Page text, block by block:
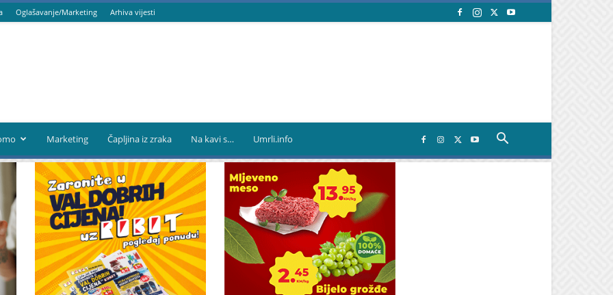
Oglašavanje/Marketing Arhiva vijesti
Marketing Čapljina iz zraka Na kavi s… Umrli.info